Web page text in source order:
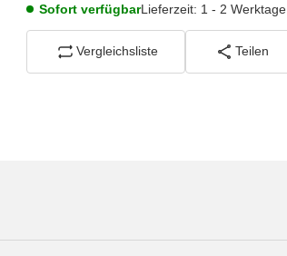
Sofort verfügbarLieferzeit: 1 - 2 Werktage
Vergleichsliste Teilen